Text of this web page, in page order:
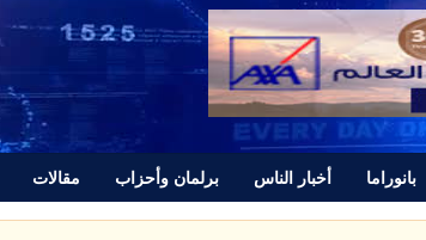
بانوراما أخبار الناس برلمان وأحزاب مقالات